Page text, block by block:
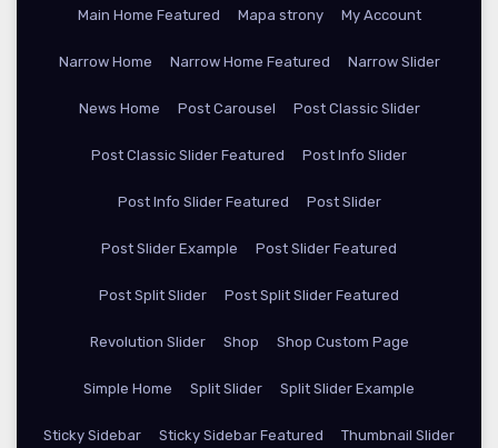
Main Home Featured Mapa strony My Account
Narrow Home Narrow Home Featured Narrow Slider
News Home Post Carousel Post Classic Slider
Post Classic Slider Featured Post Info Slider
Post Info Slider Featured Post Slider
Post Slider Example Post Slider Featured
Post Split Slider Post Split Slider Featured
Revolution Slider Shop Shop Custom Page
Simple Home Split Slider Split Slider Example
Sticky Sidebar Sticky Sidebar Featured Thumbnail Slider